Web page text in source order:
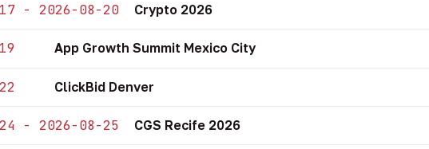
- 2026-08-20 Crypto 2026
App Growth Summit Mexico City
ClickBid Denver
- 2026-08-25 CGS Recife 2026